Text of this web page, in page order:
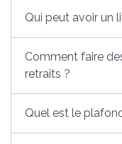
Qui peut avoir un
Comment faire
retraits ?
Quel est le